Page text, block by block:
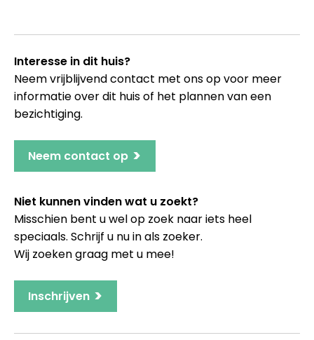
Interesse in dit huis?
Neem vrijblijvend contact met ons op voor meer
informatie over dit huis of het plannen van een
bezichtiging.
Neem contact op >
Niet kunnen vinden wat u zoekt?
Misschien bent u wel op zoek naar iets heel
speciaals. Schrijf u nu in als zoeker.
Wij zoeken graag met u mee!
Inschrijven >